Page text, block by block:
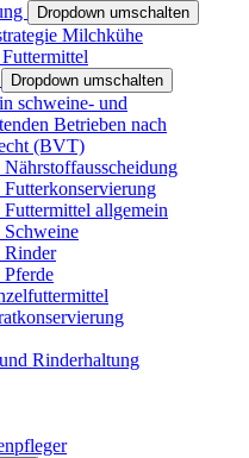
Dropdown umschalten
Milchkühe
Dropdown umschalten
schweine- und
Betrieben nach
(BVT)
allgemein
Rinder
Rinderhaltung